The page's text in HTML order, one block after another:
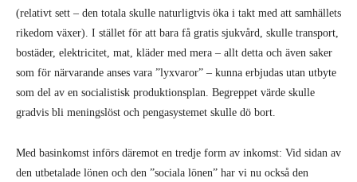
(relativt sett – den totala skulle naturligtvis öka i takt med att samhällets
rikedom växer). I stället för att bara få gratis sjukvård, skulle transport,
bostäder, elektricitet, mat, kläder med mera – allt detta och även saker
som för närvarande anses vara ”lyxvaror” – kunna erbjudas utan utbyte
som del av en socialistisk produktionsplan. Begreppet värde skulle
gradvis bli meningslöst och pengasystemet skulle dö bort.
Med basinkomst införs däremot en tredje form av inkomst: Vid sidan av
den utbetalade lönen och den ”sociala lönen” har vi nu också den